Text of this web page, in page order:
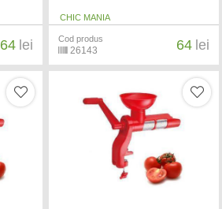
64 lei
CHIC MANIA
Cod produs
26143 64 lei